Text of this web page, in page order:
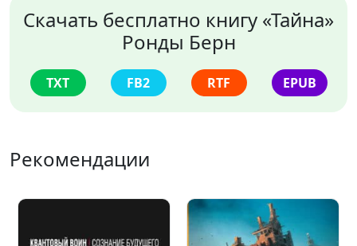
Скачать бесплатно книгу «Тайна»
Ронды Берн
TXT FB2 RTF EPUB
Рекомендации